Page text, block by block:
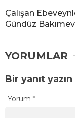
Çalışan
Gündüz
YORUMLAR
Bir yanıt yazın
Yorum *